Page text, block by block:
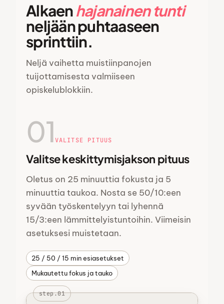
Alkaenhajanainen tunti
neljään puhtaaseen
sprinttiin.
Neljä vaihetta muistiinpanojen
tuijottamisesta valmiiseen
opiskelublokkiin.
01VALITSE PITUUS
Valitse keskittymisjakson pituus
Oletus on 25 minuuttia fokusta ja 5
minuuttia taukoa. Nosta se 50/10:een
syvään työskentelyyn tai lyhennä
15/3:een lämmittelyistuntoihin. Viimeisin
asetuksesi muistetaan.
25 / 50 / 15 min esiasetukset
Mukautettu fokus ja tauko
step.01